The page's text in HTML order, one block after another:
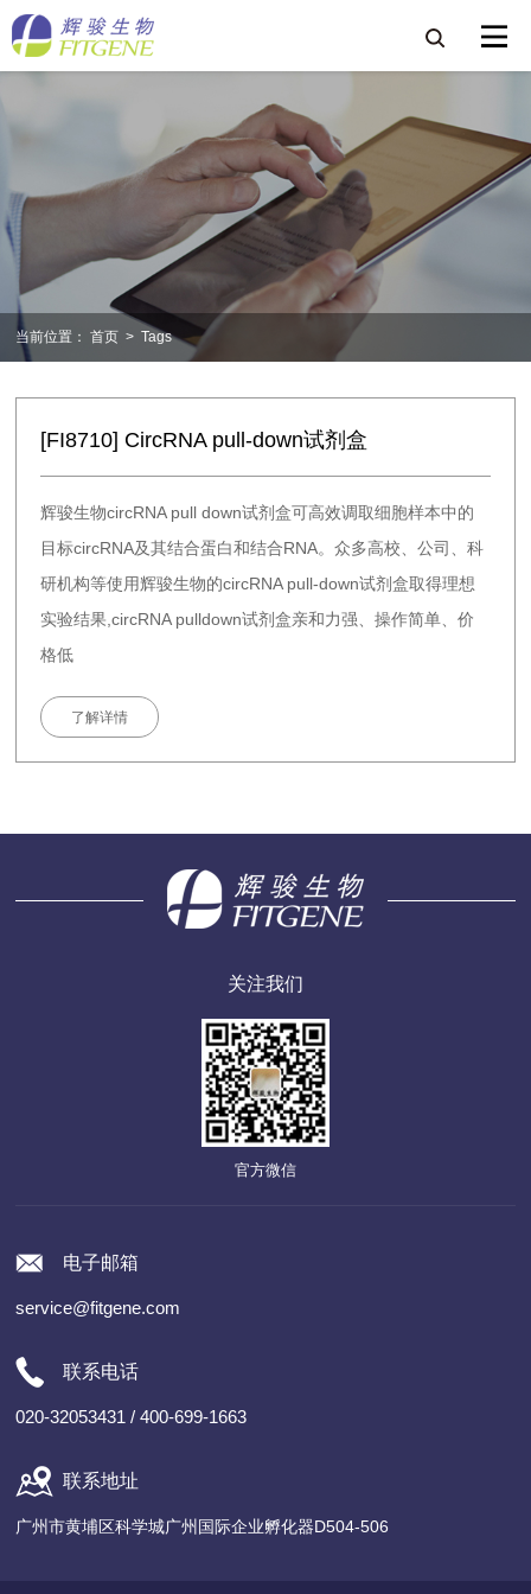
当前位置： 首页 > Tags
[FI8710] CircRNA pull-down试剂盒
辉骏生物circRNA pull down试剂盒可高效调取细胞样本中的
目标circRNA及其结合蛋白和结合RNA。众多高校、公司、科
研机构等使用辉骏生物的circRNA pull-down试剂盒取得理想
实验结果,circRNA pulldown试剂盒亲和力强、操作简单、价
格低
了解详情
关注我们
官方微信
电子邮箱
service@fitgene.com
联系电话
020-32053431 / 400-699-1663
联系地址
广州市黄埔区科学城广州国际企业孵化器D504-506